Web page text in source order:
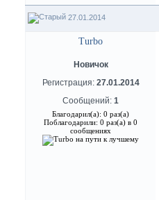
27.01.2014
Turbo
Новичок
Регистрация: 27.01.2014
Сообщений: 1
Благодарил(а): 0 раз(а)
Поблагодарили: 0 раз(а) в 0
сообщениях